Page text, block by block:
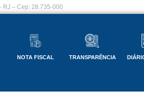
RJ – Cep: 28.735-000
NOTA FISCAL TRANSPARÊNCIA